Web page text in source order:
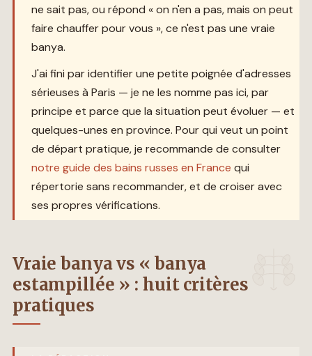
ne sait pas, ou répond « on n'en a pas, mais on peut
faire chauffer pour vous », ce n'est pas une vraie
banya.
J'ai fini par identifier une petite poignée d'adresses
sérieuses à Paris — je ne les nomme pas ici, par
principe et parce que la situation peut évoluer — et
quelques-unes en province. Pour qui veut un point
de départ pratique, je recommande de consulter
notre guide des bains russes en France qui
répertorie sans recommander, et de croiser avec
ses propres vérifications.
Vraie banya vs « banya
estampillée » : huit critères
pratiques